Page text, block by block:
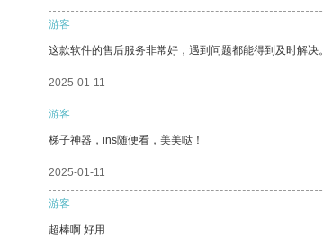
游客
这款软件的售后服务非常好，遇到问题都能得到及时解决。
2025-01-11
游客
梯子神器，ins随便看，美美哒！
2025-01-11
游客
超棒啊 好用